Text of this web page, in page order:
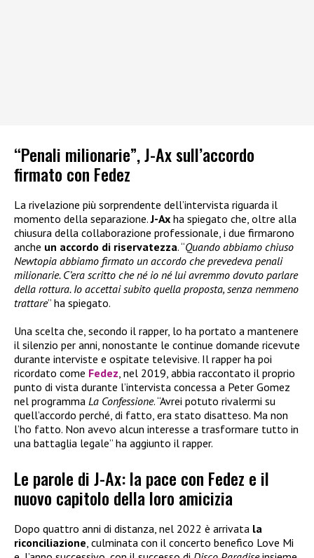
“Penali milionarie”, J-Ax sull’accordo
firmato con Fedez
La rivelazione più sorprendente dell’intervista riguarda il
momento della separazione.J-Ax ha spiegato che, oltre alla
chiusura della collaborazione professionale, i due firmarono
anche un accordo di riservatezza. “Quando abbiamo chiuso
Newtopia abbiamo firmato un accordo che prevedeva penali
milionarie. C’era scritto che né io né lui avremmo dovuto parlare
della rottura. Io accettai subito quella proposta, senza nemmeno
trattare” ha spiegato.
Una scelta che, secondo il rapper, lo ha portato a mantenere
il silenzio per anni, nonostante le continue domande ricevute
durante interviste e ospitate televisive. Il rapper ha poi
ricordato come Fedez , nel 2019, abbia raccontato il proprio
punto di vista durante l’intervista concessa a Peter Gomez
nel programma La Confessione. “Avrei potuto rivalermi su
quell’accordo perché, di fatto, era stato disatteso. Ma non
l’ho fatto. Non avevo alcun interesse a trasformare tutto in
una battaglia legale” ha aggiunto il rapper.
Le parole di J-Ax: la pace con Fedez e il
nuovo capitolo della loro amicizia
Dopo quattro anni di distanza, nel 2022 è arrivata la
riconciliazione, culminata con il concerto benefico Love Mi